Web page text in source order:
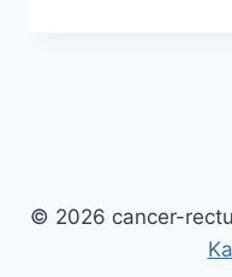
LES
© 2026 cancer-